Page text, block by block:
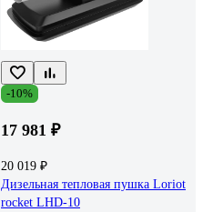
-10%
17 981 ₽
20 019 ₽
Дизельная тепловая пушка Loriot
rocket LHD-10